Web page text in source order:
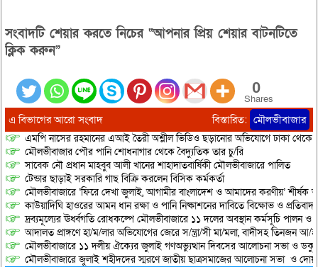
সংবাদটি শেয়ার করতে নিচের “আপনার প্রিয় শেয়ার বাটনটিতে
ক্লিক করুন”
0
Shares
এ বিভাগের আরো সংবাদ বিস্তারিত: মৌলভীবাজার
এমপি নাসের রহমানের এআই তৈরী অশ্লীল ভিডিও ছড়ানোর অভিযোগে ঢাকা থেকে
মৌলভীবাজার পৌর পানি শোধনাগার থেকে বৈদ্যুতিক তার চু/রি
সাবেক নৌ প্রধান মাহবুব আলী খানের শাহাদাতবার্ষিকী মৌলভীবাজারে পালিত
টেন্ডার ছাড়াই সরকারি গাছ বিক্রি করলেন বিসিক কর্মকর্তা
মৌলভীবাজারে ‘ফিরে দেখা জুলাই, আগামীর বাংলাদেশ ও আমাদের করণীয়’ শীর্ষক
কাউয়াদিঘি হাওরের আমন ধান রক্ষা ও পানি নিষ্কাশনের দাবিতে বিক্ষোভ ও
দ্রব্যমূল্যের ঊর্ধ্বগতি রোধকল্পে মৌলভীবাজারে ১১ দলের অবস্থান কর্মসূচি পালন ও
আদালত প্রাঙ্গণে হা/ম/লার অভিযোগের জেরে স/ন্ত্রা/সী মা/মলা, বাদীসহ তিনজন আ/
মৌলভীবাজারে ১১ দলীয় ঐক্যের জুলাই গণঅভ্যুত্থান দিবসের আলোচনা সভা ও
মৌলভীবাজারে জুলাই শহীদদের স্মরণে জাতীয় ছাত্রসমাজের আলোচনা সভা ও